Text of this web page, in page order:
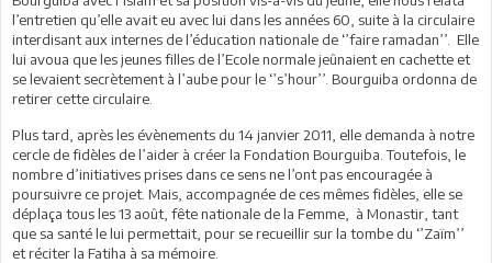
l’entretien qu’elle avait eu avec lui dans les années 60, suite à la circulaire
interdisant aux internes de l’éducation nationale de ‘’faire ramadan’’. Elle
lui avoua que les jeunes filles de l’Ecole normale jeûnaient en cachette et
se levaient secrètement à l’aube pour le ‘’s’hour’’. Bourguiba ordonna de
retirer cette circulaire.
Plus tard, après les évènements du 14 janvier 2011, elle demanda à notre
cercle de fidèles de l’aider à créer la Fondation Bourguiba. Toutefois, le
nombre d’initiatives prises dans ce sens ne l’ont pas encouragée à
poursuivre ce projet. Mais, accompagnée de ces mêmes fidèles, elle se
déplaça tous les 13 août, fête nationale de la Femme, à Monastir, tant
que sa santé le lui permettait, pour se recueillir sur la tombe du ‘’Zaïm’’
et réciter la Fatiha à sa mémoire.